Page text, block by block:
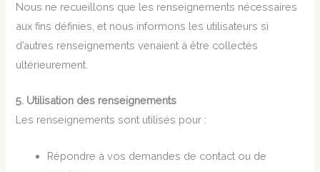
Nous ne recueillons que les renseignements nécessaires
aux fins définies, et nous informons les utilisateurs si
d’autres renseignements venaient à être collectés
ultérieurement.
5. Utilisation des renseignements
Les renseignements sont utilisés pour :
Répondre à vos demandes de contact ou de